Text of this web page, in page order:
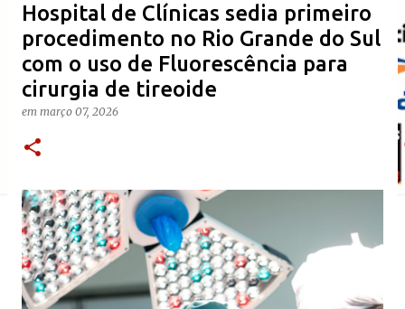
​Hospital de Clínicas sedia primeiro
procedimento no Rio Grande do Sul
com o uso de Fluorescência para
cirurgia de tireoide
em março 07, 2026